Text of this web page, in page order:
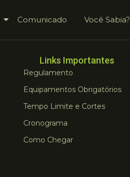
Comunicado Você Sabia?
Links Importantes
Regulamento
Equipamentos Obrigatórios
Tempo Limite e Cortes
Cronograma
Como Chegar